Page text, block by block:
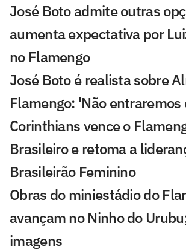
José Boto admite outras
aumenta expectativa por
no Flamengo
José Boto é realista sobre
Flamengo: 'Não
Corinthians vence o
Brasileiro e retoma a
Brasileirão Feminino
Obras do miniestádio do
avançam no Ninho do
imagens